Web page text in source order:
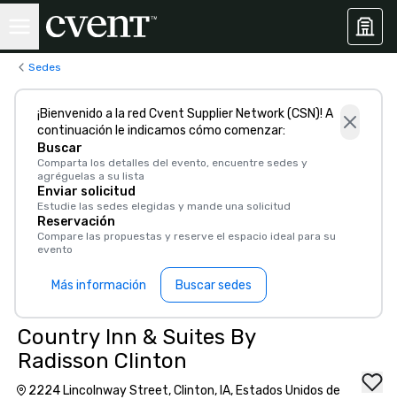
Sedes
¡Bienvenido a la red Cvent Supplier Network (CSN)! A
continuación le indicamos cómo comenzar:
Buscar
Comparta los detalles del evento, encuentre sedes y
agréguelas a su lista
Enviar solicitud
Estudie las sedes elegidas y mande una solicitud
Reservación
Compare las propuestas y reserve el espacio ideal para su
evento
Más información Buscar sedes
Country Inn & Suites By
Radisson Clinton
2224 Lincolnway Street, Clinton, IA, Estados Unidos de